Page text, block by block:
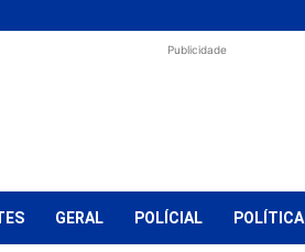
Publicidade
GERAL POLÍCIAL POLÍTICA